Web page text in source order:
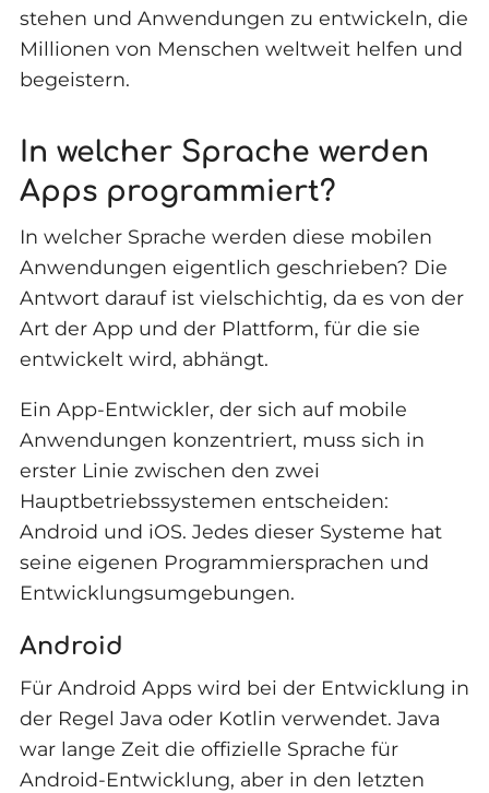
stehen und Anwendungen zu entwickeln, die
Millionen von Menschen weltweit helfen und
begeistern.
In welcher Sprache werden
Apps programmiert?
In welcher Sprache werden diese mobilen
Anwendungen eigentlich geschrieben? Die
Antwort darauf ist vielschichtig, da es von der
Art der App und der Plattform, für die sie
entwickelt wird, abhängt.
Ein App-Entwickler, der sich auf mobile
Anwendungen konzentriert, muss sich in
erster Linie zwischen den zwei
Hauptbetriebssystemen entscheiden:
Android und iOS. Jedes dieser Systeme hat
seine eigenen Programmiersprachen und
Entwicklungsumgebungen.
Android
Für Android Apps wird bei der Entwicklung in
der Regel Java oder Kotlin verwendet. Java
war lange Zeit die offizielle Sprache für
Android-Entwicklung, aber in den letzten